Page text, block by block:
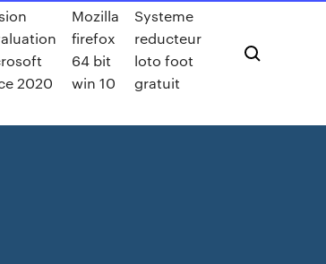
2020
Mozilla
firefox
64 bit
win 10
Systeme
reducteur
loto foot
gratuit